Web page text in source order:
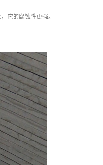
它的腐蚀性更强。